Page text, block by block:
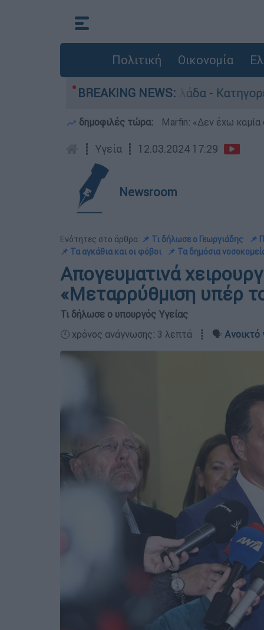
Πολιτική Οικονομία
BREAKING NEWS:
στην Ελλάδα - Κατηγορείται και
δημοφιλές τώρα: Marfin: «Δεν έχω καμία
┋ Υγεία ┋ 12.03.2024 17:29
Newsroom
Ενότητες στο άρθρο: 📌 Τι δήλωσε ο Γεωργιάδης
📌
📌 Τα αγκάθια και οι φόβοι
📌 Τα δημόσια
Απογευματινά
«Μεταρρύθμιση υπέρ
Τι δήλωσε ο υπουργός Υγείας
🕛 χρόνος ανάγνωσης: 3 λεπτά ┋ 🗣️ Ανοικτό